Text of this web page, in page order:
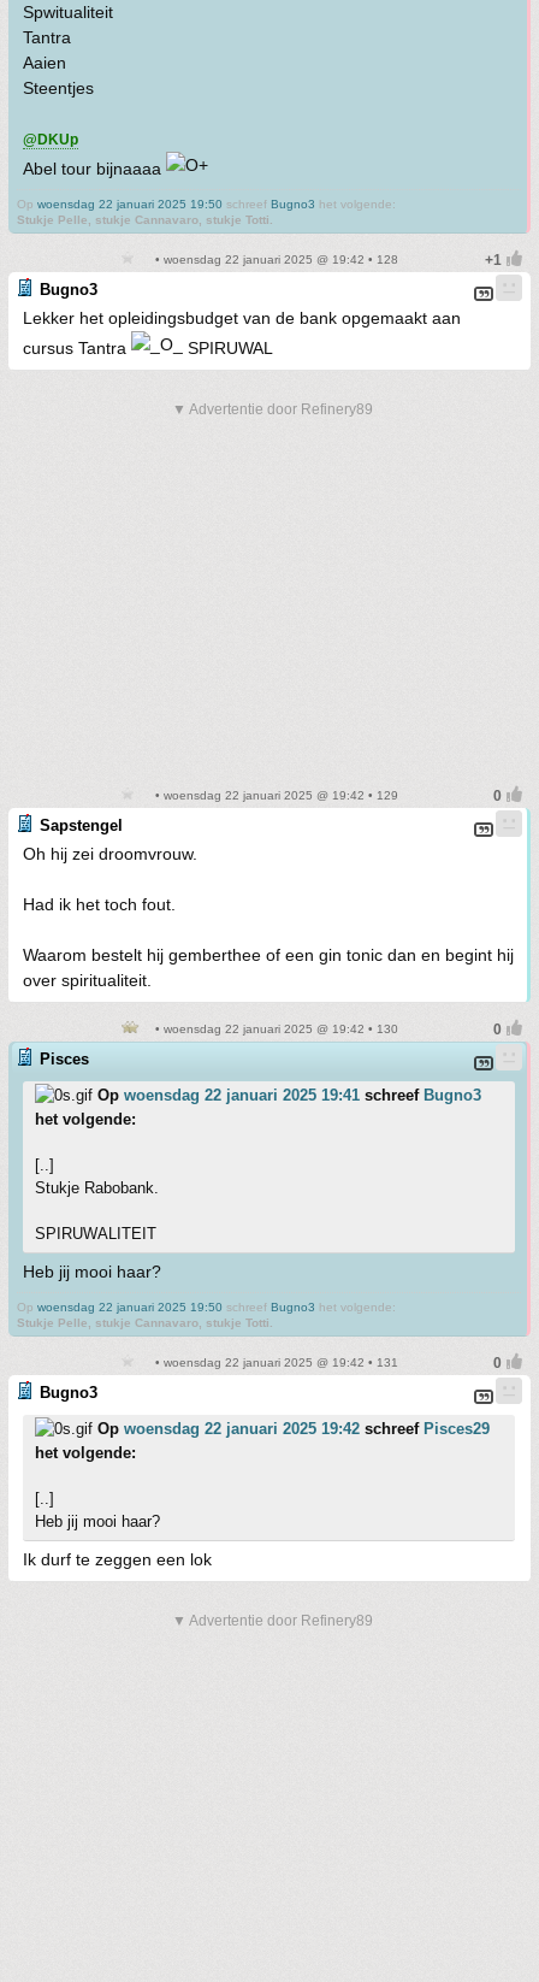
Spwitualiteit
Tantra
Aaien
Steentjes
@DKUp
Abel tour bijnaaaa
Op woensdag 22 januari 2025 19:50 schreef Bugno3 het volgende:
Stukje Pelle, stukje Cannavaro, stukje Totti.
• woensdag 22 januari 2025 @ 19:42 • 128
Bugno3
Lekker het opleidingsbudget van de bank opgemaakt aan
cursus Tantra
SPIRUWAL
▼ Advertentie door Refinery89
• woensdag 22 januari 2025 @ 19:42 • 129
Sapstengel
Oh hij zei droomvrouw.
Had ik het toch fout.
Waarom bestelt hij gemberthee of een gin tonic dan en begint hij
over spiritualiteit.
• woensdag 22 januari 2025 @ 19:42 • 130
Pisces
Op woensdag 22 januari 2025 19:41 schreef Bugno3
het volgende:
[..]
Stukje Rabobank.
SPIRUWALITEIT
Heb jij mooi haar?
Op woensdag 22 januari 2025 19:50 schreef Bugno3 het volgende:
Stukje Pelle, stukje Cannavaro, stukje Totti.
• woensdag 22 januari 2025 @ 19:42 • 131
Bugno3
Op woensdag 22 januari 2025 19:42 schreef Pisces29
het volgende:
[..]
Heb jij mooi haar?
Ik durf te zeggen een lok
▼ Advertentie door Refinery89